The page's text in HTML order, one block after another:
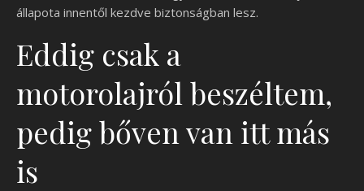
állapota innentől kezdve biztonságban lesz.
Eddig csak a
motorolajról beszéltem,
pedig bőven van itt más
is